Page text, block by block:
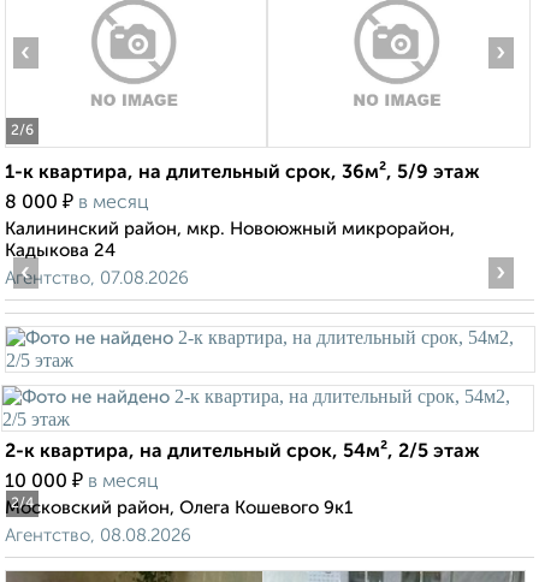
2/6
‹ ›
1-к квартира, на длительный срок, 36м², 5/9 этаж
8 000 ₽ в месяц
Калининский район, мкр. Новоюжный микрорайон,
Кадыкова 24
Агентство, 07.08.2026
2/4
‹ ›
2-к квартира, на длительный срок, 54м², 2/5 этаж
10 000 ₽ в месяц
Московский район, Олега Кошевого 9к1
Агентство, 08.08.2026